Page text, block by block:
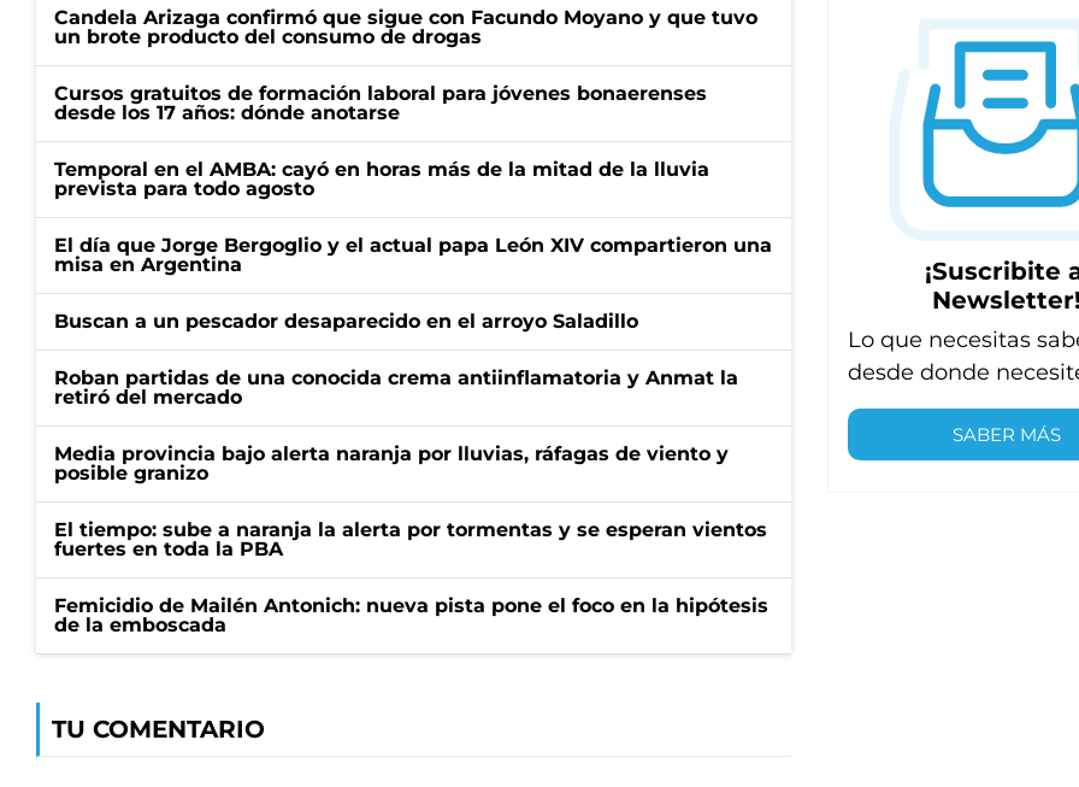
Candela Arizaga confirmó que sigue con Facundo Moyano y que tuvo
un brote producto del consumo de drogas
Cursos gratuitos de formación laboral para jóvenes bonaerenses
desde los 17 años: dónde anotarse
Temporal en el AMBA: cayó en horas más de la mitad de la lluvia
prevista para todo agosto
El día que Jorge Bergoglio y el actual papa León XIV compartieron una
misa en Argentina
Buscan a un pescador desaparecido en el arroyo Saladillo
Roban partidas de una conocida crema antiinflamatoria y Anmat la
retiró del mercado
Media provincia bajo alerta naranja por lluvias, ráfagas de viento y
posible granizo
El tiempo: sube a naranja la alerta por tormentas y se esperan vientos
fuertes en toda la PBA
Femicidio de Mailén Antonich: nueva pista pone el foco en la hipótesis
de la emboscada
TU COMENTARIO
¡Suscribite
Newsletter!
Lo que necesitas
desde donde
SABER MÁS